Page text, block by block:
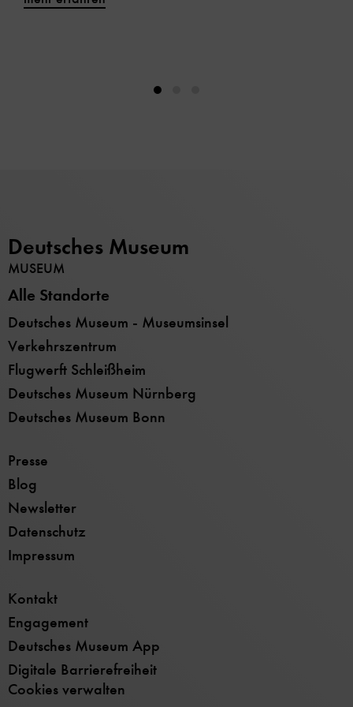
Deutsches Museum
MUSEUM
Alle Standorte
Deutsches Museum - Museumsinsel
Verkehrszentrum
Flugwerft Schleißheim
Deutsches Museum Nürnberg
Deutsches Museum Bonn
Presse
Blog
Newsletter
Datenschutz
Impressum
Kontakt
Engagement
Deutsches Museum App
Digitale Barrierefreiheit
Cookies verwalten